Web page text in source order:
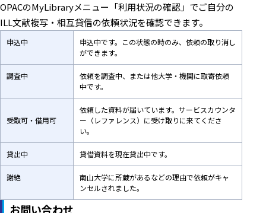
OPACのMyLibraryメニュー「利用状況の確認」でご自分の
ILL文献複写・相互貸借の依頼状況を確認できます。
申込中
申込中です。この状態の時のみ、依頼の取り消し
ができます。
調査中
依頼を調査中、または他大学・機関に取寄依頼
中です。
受取可・借用可
依頼した資料が届いています。サービスカウンタ
ー（レファレンス）に受け取りに来てくださ
い。
貸出中 貸借資料を現在貸出中です。
謝絶
南山大学に所蔵があるなどの理由で依頼がキャ
ンセルされました。
お問い合わせ